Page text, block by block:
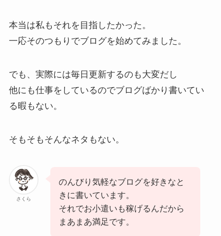
本当は私もそれを目指したかった。
一応そのつもりでブログを始めてみました。
でも、実際には毎日更新するのも大変だし
他にも仕事をしているのでブログばかり書いてい
る暇もない。
そもそもそんなネタもない。
さくら
のんびり気軽なブログを好きなと
きに書いています。
それでお小遣いも稼げるんだから
まあまあ満足です。